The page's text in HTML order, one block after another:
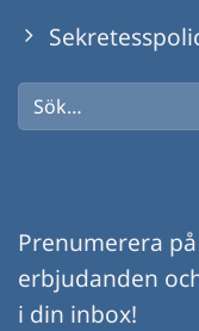
Sök
efter:
Prenumerera
erbjudanden
i din inbox!